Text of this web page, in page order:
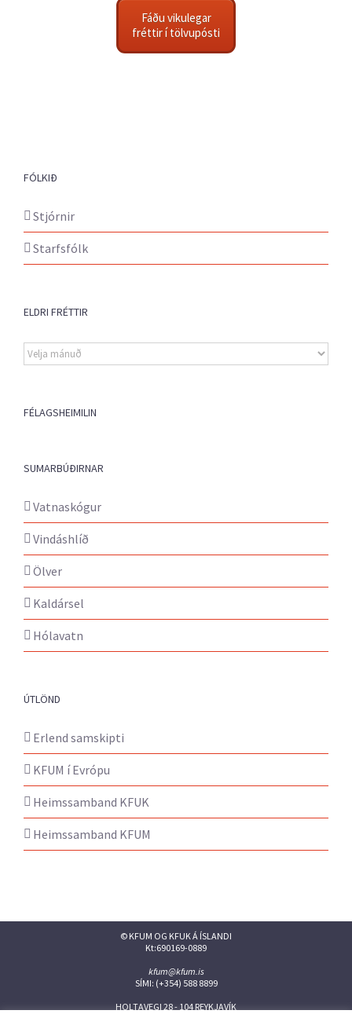
Fáðu vikulegar
fréttir í tölvupósti
FÓLKIÐ
Stjórnir
Starfsfólk
ELDRI FRÉTTIR
Eldri
fréttir
FÉLAGSHEIMILIN
SUMARBÚÐIRNAR
Vatnaskógur
Vindáshlíð
Ölver
Kaldársel
Hólavatn
ÚTLÖND
Erlend samskipti
KFUM í Evrópu
Heimssamband KFUK
Heimssamband KFUM
© KFUM OG KFUK Á ÍSLANDI
Kt:690169-0889
kfum@kfum.is
SÍMI: (+354) 588 8899
HOLTAVEGI 28 - 104 REYKJAVÍK